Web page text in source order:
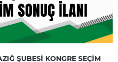
ŞUBESİ KONGRE SEÇİM